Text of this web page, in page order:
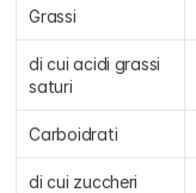
Grassi
di cui acidi grassi
saturi
Carboidrati
di cui zuccheri